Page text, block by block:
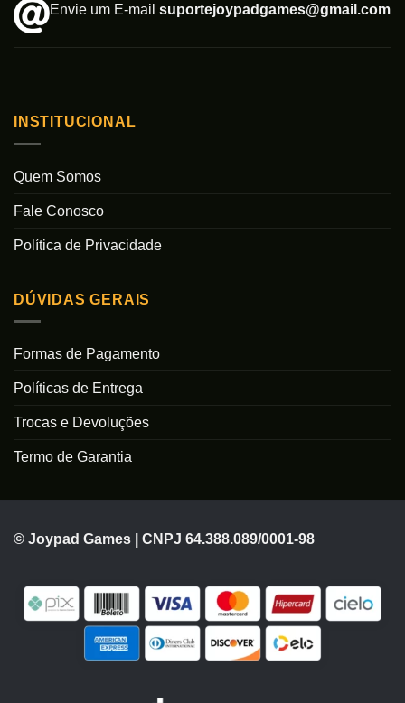
Envie um E-mail suportejoypadgames@gmail.com
INSTITUCIONAL
Quem Somos
Fale Conosco
Política de Privacidade
DÚVIDAS GERAIS
Formas de Pagamento
Políticas de Entrega
Trocas e Devoluções
Termo de Garantia
© Joypad Games | CNPJ 64.388.089/0001-98